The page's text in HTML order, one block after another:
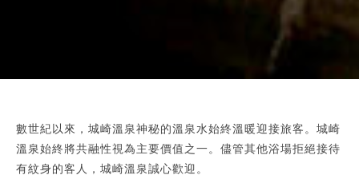
數世紀以來，城崎溫泉神秘的溫泉水始終溫暖迎接旅客。城崎
溫泉始終將共融性視為主要價值之一。儘管其他浴場拒絕接待
有紋身的客人，城崎溫泉誠心歡迎。